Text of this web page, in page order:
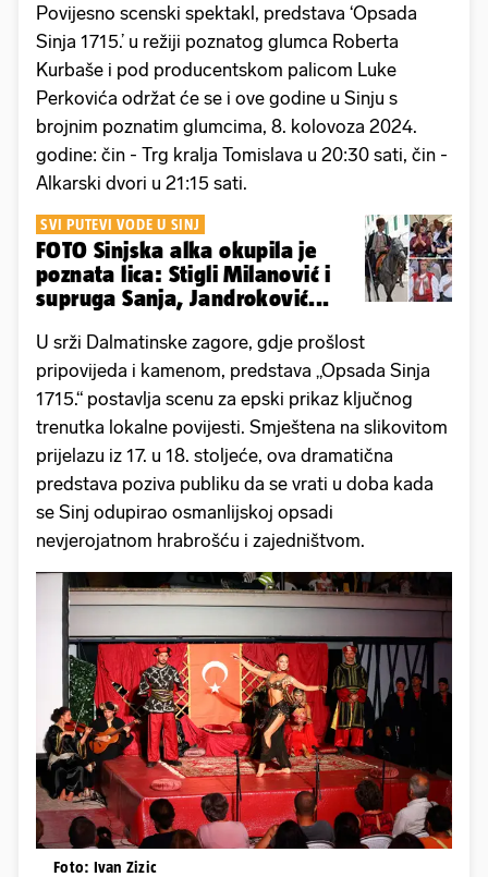
Povijesno scenski spektakl, predstava ‘Opsada
Sinja 1715.’ u režiji poznatog glumca Roberta
Kurbaše i pod producentskom palicom Luke
Perkovića održat će se i ove godine u Sinju s
brojnim poznatim glumcima, 8. kolovoza 2024.
godine: čin - Trg kralja Tomislava u 20:30 sati, čin -
Alkarski dvori u 21:15 sati.
SVI PUTEVI VODE U SINJ
FOTO Sinjska alka okupila je
poznata lica: Stigli Milanović i
supruga Sanja, Jandroković...
U srži Dalmatinske zagore, gdje prošlost
pripovijeda i kamenom, predstava „Opsada Sinja
1715.“ postavlja scenu za epski prikaz ključnog
trenutka lokalne povijesti. Smještena na slikovitom
prijelazu iz 17. u 18. stoljeće, ova dramatična
predstava poziva publiku da se vrati u doba kada
se Sinj odupirao osmanlijskoj opsadi
nevjerojatnom hrabrošću i zajedništvom.
Foto: Ivan Zizic